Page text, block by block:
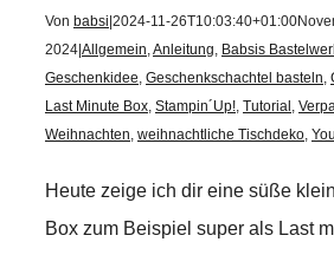
Von babsi 2024-11-26T10:03:40+01:00
2024 Allgemein,Anleitung, Babsis
Geschenkidee, Geschenkschachtel basteln,
Last Minute Box, Stampin´Up!, Tutorial ,
Weihnachten, weihnachtliche Tischdeko,
Heute zeige ich dir eine süße
Box zum Beispiel super als Last